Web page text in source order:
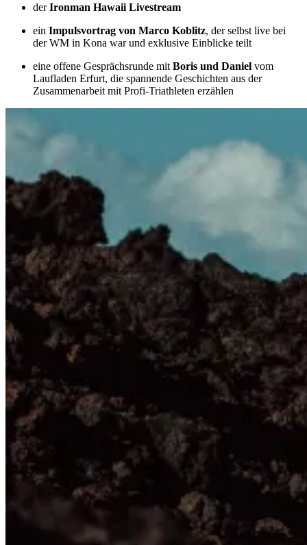
derIronman Hawaii Livestream
ein Impulsvortrag von Marco Koblitz, der selbst live bei
der WM in Kona war und exklusive Einblicke teilt
eine offene Gesprächsrunde mit Boris und Daniel vom
Laufladen Erfurt, die spannende Geschichten aus der
Zusammenarbeit mit Profi-Triathleten erzählen